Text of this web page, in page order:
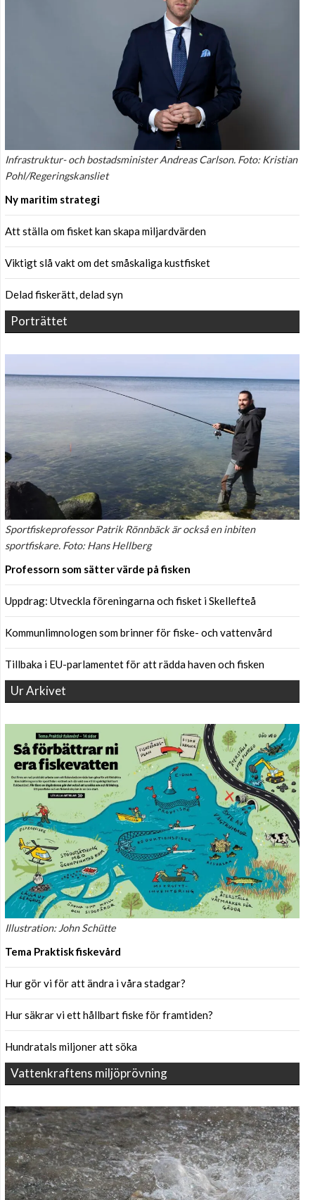
Infrastruktur- och bostadsminister Andreas Carlson. Foto: Kristian
Pohl/Regeringskansliet
Ny maritim strategi
Att ställa om fisket kan skapa miljardvärden
Viktigt slå vakt om det småskaliga kustfisket
Delad fiskerätt, delad syn
Porträttet
Sportfiskeprofessor Patrik Rönnbäck är också en inbiten
sportfiskare. Foto: Hans Hellberg
Professorn som sätter värde på fisken
Uppdrag: Utveckla föreningarna och fisket i Skellefteå
Kommunlimnologen som brinner för fiske- och vattenvård
Tillbaka i EU-parlamentet för att rädda haven och fisken
Ur Arkivet
Illustration: John Schütte
Tema Praktisk fiskevård
Hur gör vi för att ändra i våra stadgar?
Hur säkrar vi ett hållbart fiske för framtiden?
Hundratals miljoner att söka
Vattenkraftens miljöprövning